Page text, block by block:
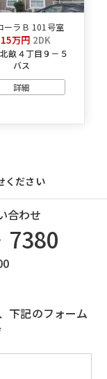
ーラＢ 101号室
万円 2DK
畝４丁目９－５
バス
詳細
ください
合わせ
下記のフォーム